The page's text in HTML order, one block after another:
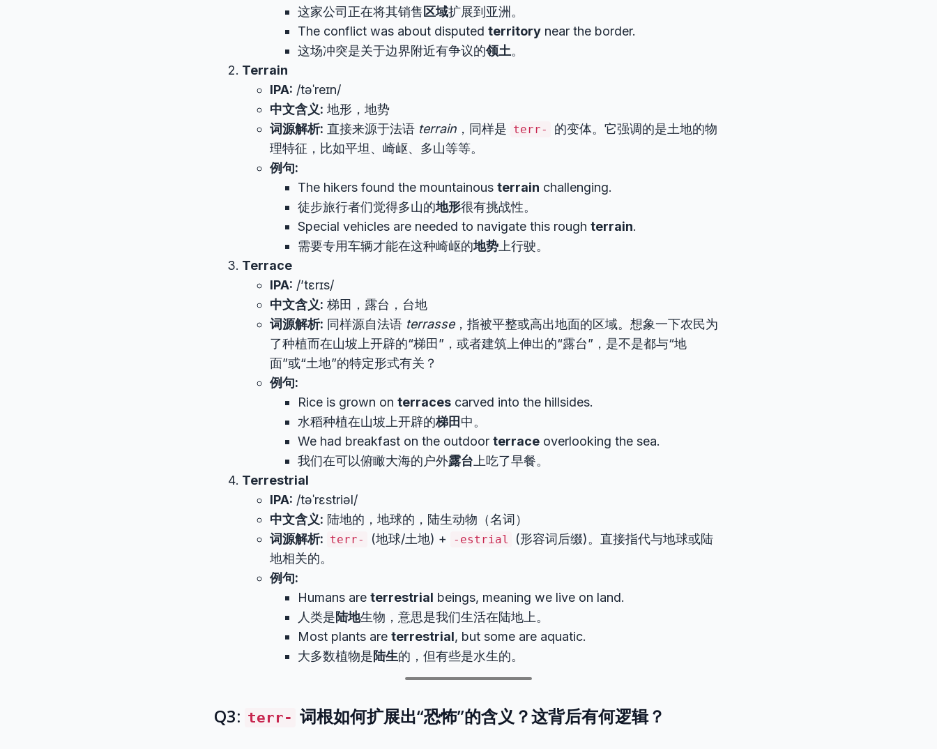
这家公司正在将其销售区域扩展到亚洲。
The conflict was about disputed territory near the border.
这场冲突是关于边界附近有争议的领土。
Terrain
IPA: /təˈreɪn/
中文含义: 地形，地势
词源解析: 直接来源于法语 terrain ，同样是 terr-
的变体。它强调的是土地的物
理特征，比如平坦、崎岖、多山等等。
例句:
The hikers found the mountainous terrain challenging.
徒步旅行者们觉得多山的地形很有挑战性。
Special vehicles are needed to navigate this rough terrain.
需要专用车辆才能在这种崎岖的地势 上行驶。
Terrace
IPA: /’tɛrɪs/
中文含义: 梯田，露台，台地
词源解析: 同样源自法语 terrasse，指被平整或高出地面的区域。想象一下农民为
了种植而在山坡上开辟的“梯田”，或者建筑上伸出的“露台”，是不是都与“地
面”或“土地”的特定形式有关？
例句:
Rice is grown on terraces carved into the hillsides.
水稻种植在山坡上开辟的梯田中。
We had breakfast on the outdoor terrace overlooking the sea.
我们在可以俯瞰大海的户外露台 上吃了早餐。
Terrestrial
IPA: /təˈrɛstriəl/
中文含义: 陆地的，地球的，陆生动物（名词）
词源解析: terr- (地球/土地) + -estrial
(形容词后缀)。直接指代与地球或陆
地相关的。
例句:
Humans are terrestrial beings, meaning we live on land.
人类是陆地生物，意思是我们生活在陆地上。
Most plants are terrestrial, but some are aquatic.
大多数植物是陆生的，但有些是水生的。
Q3: terr- 词根如何扩展出“恐怖”的含义？这背后有何逻辑？